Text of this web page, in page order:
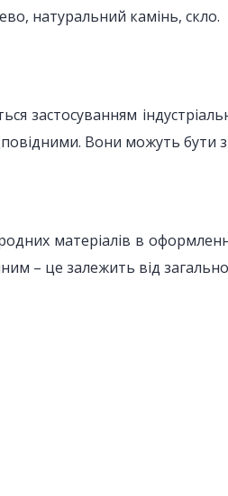
натуральний камінь, скло.
застосуванням
Вони можуть бути
матеріалів в
– це залежить від